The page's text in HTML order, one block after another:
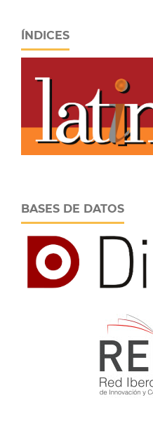
ÍNDICES
BASES DE DATOS